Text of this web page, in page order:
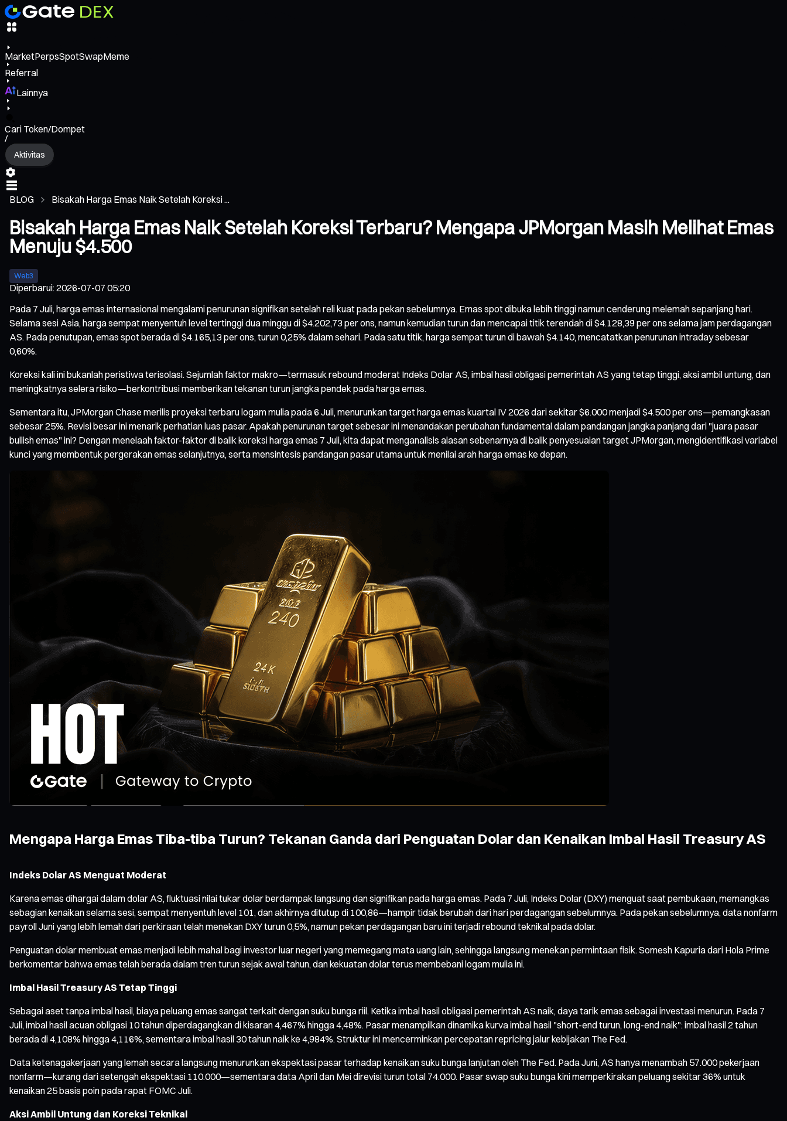
MarketPerpsSpotSwapMeme
Referral
Lainnya
Cari Token/Dompet
/
Aktivitas
BLOG Bisakah Harga Emas Naik Setelah Koreksi ...
Bisakah Harga Emas Naik Setelah Koreksi Terbaru? Mengapa JPMorgan Masih Melihat Emas
Menuju $4.500
Web3
Diperbarui:2026-07-07 05:20
Pada 7 Juli, harga emas internasional mengalami penurunan signifikan setelah reli kuat pada pekan sebelumnya. Emas spot dibuka lebih tinggi namun cenderung melemah sepanjang hari.
Selama sesi Asia, harga sempat menyentuh level tertinggi dua minggu di $4.202,73 per ons, namun kemudian turun dan mencapai titik terendah di $4.128,39 per ons selama jam perdagangan
AS. Pada penutupan, emas spot berada di $4.165,13 per ons, turun 0,25% dalam sehari. Pada satu titik, harga sempat turun di bawah $4.140, mencatatkan penurunan intraday sebesar
0,60%.
Koreksi kali ini bukanlah peristiwa terisolasi. Sejumlah faktor makro—termasuk rebound moderat Indeks Dolar AS, imbal hasil obligasi pemerintah AS yang tetap tinggi, aksi ambil untung, dan
meningkatnya selera risiko—berkontribusi memberikan tekanan turun jangka pendek pada harga emas.
Sementara itu, JPMorgan Chase merilis proyeksi terbaru logam mulia pada 6 Juli, menurunkan target harga emas kuartal IV 2026 dari sekitar $6.000 menjadi $4.500 per ons—pemangkasan
sebesar 25%. Revisi besar ini menarik perhatian luas pasar. Apakah penurunan target sebesar ini menandakan perubahan fundamental dalam pandangan jangka panjang dari "juara pasar
bullish emas" ini? Dengan menelaah faktor-faktor di balik koreksi harga emas 7 Juli, kita dapat menganalisis alasan sebenarnya di balik penyesuaian target JPMorgan, mengidentifikasi variabel
kunci yang membentuk pergerakan emas selanjutnya, serta mensintesis pandangan pasar utama untuk menilai arah harga emas ke depan.
Mengapa Harga Emas Tiba-tiba Turun? Tekanan Ganda dari Penguatan Dolar dan Kenaikan Imbal Hasil Treasury AS
Indeks Dolar AS Menguat Moderat
Karena emas dihargai dalam dolar AS, fluktuasi nilai tukar dolar berdampak langsung dan signifikan pada harga emas. Pada 7 Juli, Indeks Dolar (DXY) menguat saat pembukaan, memangkas
sebagian kenaikan selama sesi, sempat menyentuh level 101, dan akhirnya ditutup di 100,86—hampir tidak berubah dari hari perdagangan sebelumnya. Pada pekan sebelumnya, data nonfarm
payroll Juni yang lebih lemah dari perkiraan telah menekan DXY turun 0,5%, namun pekan perdagangan baru ini terjadi rebound teknikal pada dolar.
Penguatan dolar membuat emas menjadi lebih mahal bagi investor luar negeri yang memegang mata uang lain, sehingga langsung menekan permintaan fisik. Somesh Kapuria dari Hola Prime
berkomentar bahwa emas telah berada dalam tren turun sejak awal tahun, dan kekuatan dolar terus membebani logam mulia ini.
Imbal Hasil Treasury AS Tetap Tinggi
Sebagai aset tanpa imbal hasil, biaya peluang emas sangat terkait dengan suku bunga riil. Ketika imbal hasil obligasi pemerintah AS naik, daya tarik emas sebagai investasi menurun. Pada 7
Juli, imbal hasil acuan obligasi 10 tahun diperdagangkan di kisaran 4,467% hingga 4,48%. Pasar menampilkan dinamika kurva imbal hasil "short-end turun, long-end naik": imbal hasil 2 tahun
berada di 4,108% hingga 4,116%, sementara imbal hasil 30 tahun naik ke 4,984%. Struktur ini mencerminkan percepatan repricing jalur kebijakan The Fed.
Data ketenagakerjaan yang lemah secara langsung menurunkan ekspektasi pasar terhadap kenaikan suku bunga lanjutan oleh The Fed. Pada Juni, AS hanya menambah 57.000 pekerjaan
nonfarm—kurang dari setengah ekspektasi 110.000—sementara data April dan Mei direvisi turun total 74.000. Pasar swap suku bunga kini memperkirakan peluang sekitar 36% untuk
kenaikan 25 basis poin pada rapat FOMC Juli.
Aksi Ambil Untung dan Koreksi Teknikal